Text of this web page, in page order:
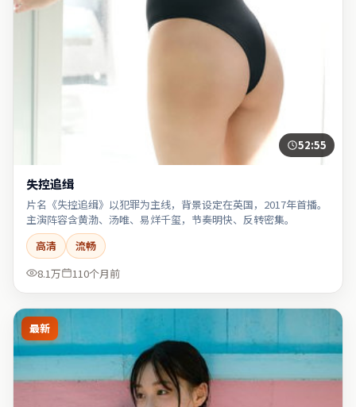
52:55
失控追缉
片名《失控追缉》以犯罪为主线，背景设定在英国，2017年首播。
主演阵容含黄渤、汤唯、易烊千玺，节奏明快、反转密集。
高清
流畅
8.1万
110个月前
最新